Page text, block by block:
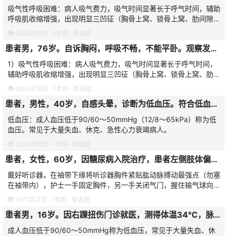
吸气性呼吸困难：病人吸气费力，吸气时间显著长于呼气时间，辅助
呼吸肌收缩增强，出现明显三凹征（胸骨上窝、锁骨上窝、肋间隙或
腹上角凹陷）。原因：由于上呼吸道部分梗阻，气流进入肺部不畅，
呼吸肌收缩，肺内负压
9640次浏览 · 1年前 · 单选题
患者男，76岁。自诉胸闷，呼吸不畅，不能平卧。观察发现患者呼气时间长于吸气时间，呼吸费力，无明显三凹征。下列可能导致此种呼吸的情况是
1）吸气性呼吸困难：病人吸气费力，吸气时间显著长于呼气时间，
辅助呼吸肌收缩增强，出现明显三凹征（胸骨上窝、锁骨上窝、肋间
隙或腹上角凹陷）。原因：由于上呼吸道部分梗阻，气流进入肺部不
畅，呼吸肌收缩，肺内
9500次浏览 · 1年前 · 单选题
患者，男性，40岁，自感头晕，诊断为低血压。符合低血压诊断标准的是
低血压：成人血压低于90/60～50mmHg（12/8～65kPa）称为低
血压。常见于大量失血、休克、急性心力衰竭病人。
7297次浏览 · 1年前 · 单选题
患者，女性，60岁，因糖尿病入院治疗，患者左侧肢体偏瘫。入院后测量血压，以下操作正确的是
戴好听诊器，在袖带下缘将听诊器胸件紧贴肱动脉搏动最强点（勿塞
在袖带内），护士一手固定胸件，另一手关闭气门，握住输气球向袖
带内打气至肱动脉搏动音消失，使水银柱再上升20～30mmHg。
7571次浏览 · 1年前 · 单选题
患者男，16岁。因右踝扭伤门诊就医，测得体温34℃，脉搏70次/分，呼吸20次/分，血压90/58mmHg，此时护士应首先
成人血压低于90/60～50mmHg称为低血压，常见于大量失血、休